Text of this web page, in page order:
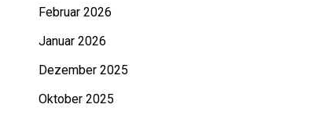
Februar 2026
Januar 2026
Dezember 2025
Oktober 2025